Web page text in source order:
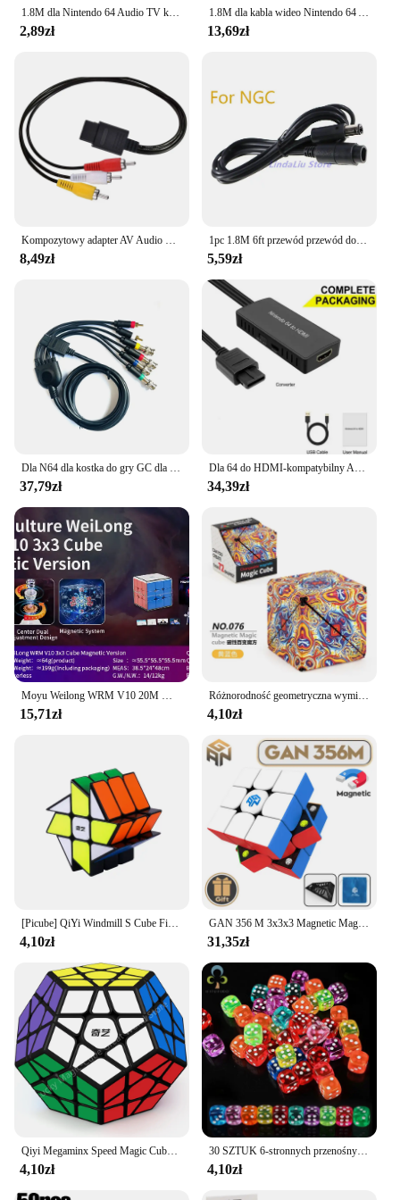
1.8M dla Nintendo 64 Audio TV kabel wideo kabel AV do RCA dla Super Nintend GameCube N64 SNES kostka do gry akcesoria
2,89zł
1.8M dla kabla wideo Nintendo 64 Audio TV kabel AV do RCA dla Super nitend GameCube N64 NGC SNES kostka do gry akcesorium
13,69zł
Kompozytowy adapter AV Audio Video TV o długości 1,8 m do Nintendo 64 N64 3 Przewód RCA do Super Nintendo SNES Game Cube GC Akcesoria
8,49zł
1pc 1.8M 6ft przewód przewód doprowadzająćy kontrolera dla NGC dla Nintendo dla kostka do gry kontroler do gier
5,59zł
37,79zł 34,39zł
15,71zł
Różnorodność geometryczna wymienna magiczna kostka magnetyczna antystresowa 3D ręcznie Flip Puzzle Cube dla dzieci gadżety antystresowe Fidget Toy
4,10zł
4,10zł
GAN 356 M 3x3x3 Magnetic Magic Speed Cube Stickerless Gan 356M Profesjonalne zabawki Fidget GAN 356 M Lite Cubo Magico Puzzle
31,35zł
4,10zł
30 SZTUK 6-stronnych przenośnych kostek do gier stołowych 14MM Akrylowe kostki do gier planszowych z okrągłymi narożnikami Cyfrowe kostki do gier GYH
4,10zł